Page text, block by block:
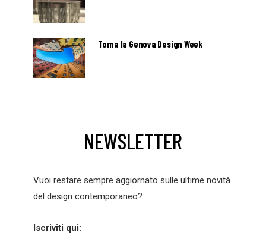
Torna la Genova Design Week
NEWSLETTER
Vuoi restare sempre aggiornato sulle ultime novità
del design contemporaneo?
Iscriviti qui: